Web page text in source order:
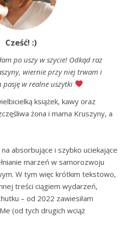
Cześć! :)
po uszy w szycie! Odkąd raz
wiernie przy niej trwam i
pasję w realne uszytki
książek, kawy oraz
żona i mama Kruszyny, a
absorbujące i szybko uciekające
marzeń w samorozwoju
W tym więc krótkim tekstowo,
treści ciągiem wydarzeń,
– od 2022 zawiesiłam
(od tych drugich wciąż